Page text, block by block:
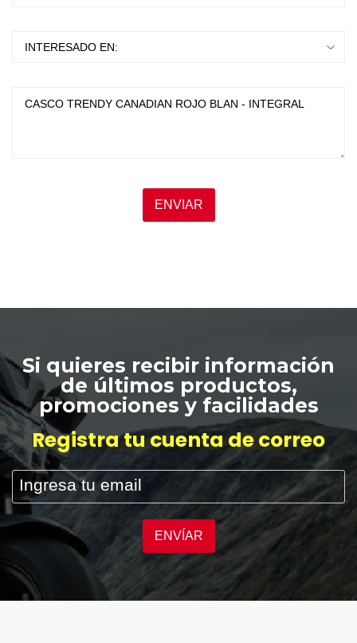
ENVIAR
Si quieres recibir información
de últimos productos,
promociones y facilidades
Registra tu cuenta de correo
ENVÍAR